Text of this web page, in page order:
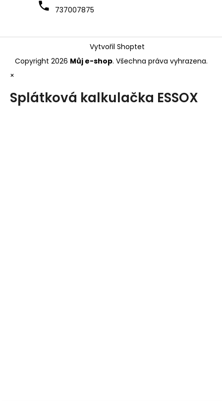
737007875
Vytvořil Shoptet
Copyright 2026 Můj e-shop. Všechna práva vyhrazena.
×
Splátková kalkulačka ESSOX